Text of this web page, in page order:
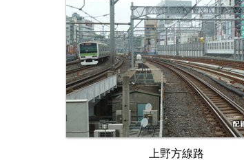
上野方線路